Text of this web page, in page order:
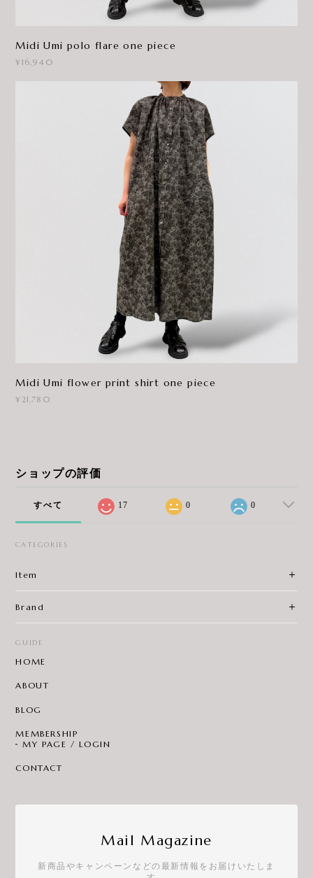
Midi Umi polo flare one piece
¥16,940
Midi Umi flower print shirt one piece
¥21,780
ショップの評価
すべて 17 0 0
CATEGORIES
Item
Brand
GUIDE
HOME
ABOUT
BLOG
MEMBERSHIP
MY PAGE / LOGIN
CONTACT
Mail Magazine
新商品やキャンペーンなどの最新情報をお届けいたしま